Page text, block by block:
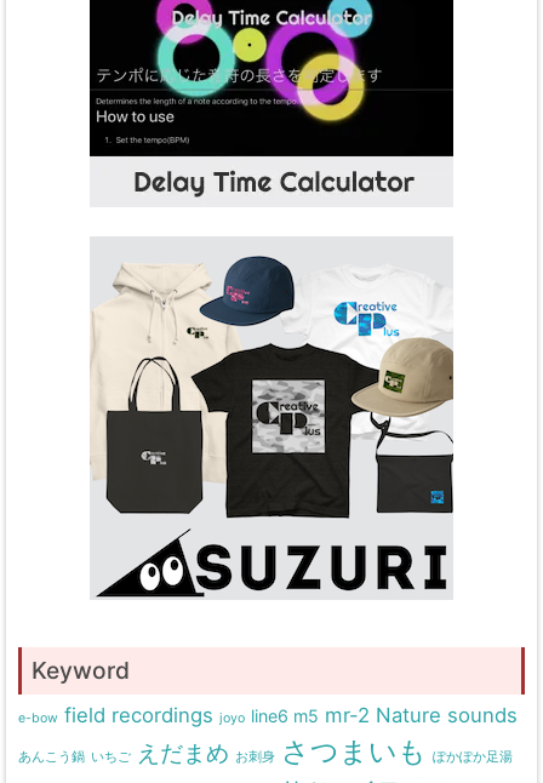
Keyword
e-bow field recordings joyo line6 m5 mr-2 Nature sounds
あんこう鍋 いちご えだまめ お刺身 さつまいも ぽかぽか足湯